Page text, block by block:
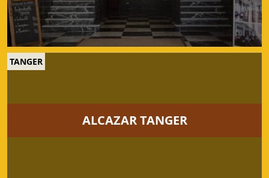
TANGER
ALCAZAR TANGER